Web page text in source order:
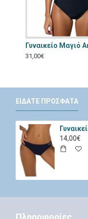
31,00€
ΕΊΔΑΤΕ ΠΡΌΣΦΑΤΑ
14,00€
Πληροφορίες